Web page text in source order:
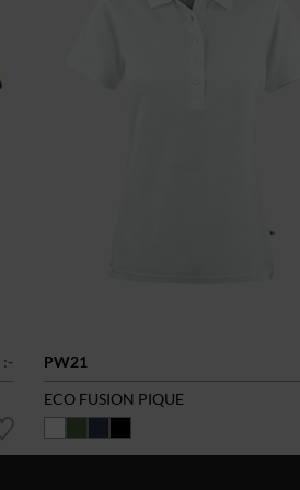
:-
PW21
ECO FUSION PIQUE